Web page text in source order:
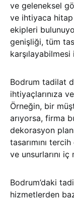
ve geleneksel
ve ihtiyaca
ekipleri
genişliği, tüm
Bodrum tadilat
ihtiyaçlarınıza
Örneğin, bir
arıyorsa, firma
dekorasyon
tasarımını
ve unsurlarını
Bodrum’daki
hizmetlerden